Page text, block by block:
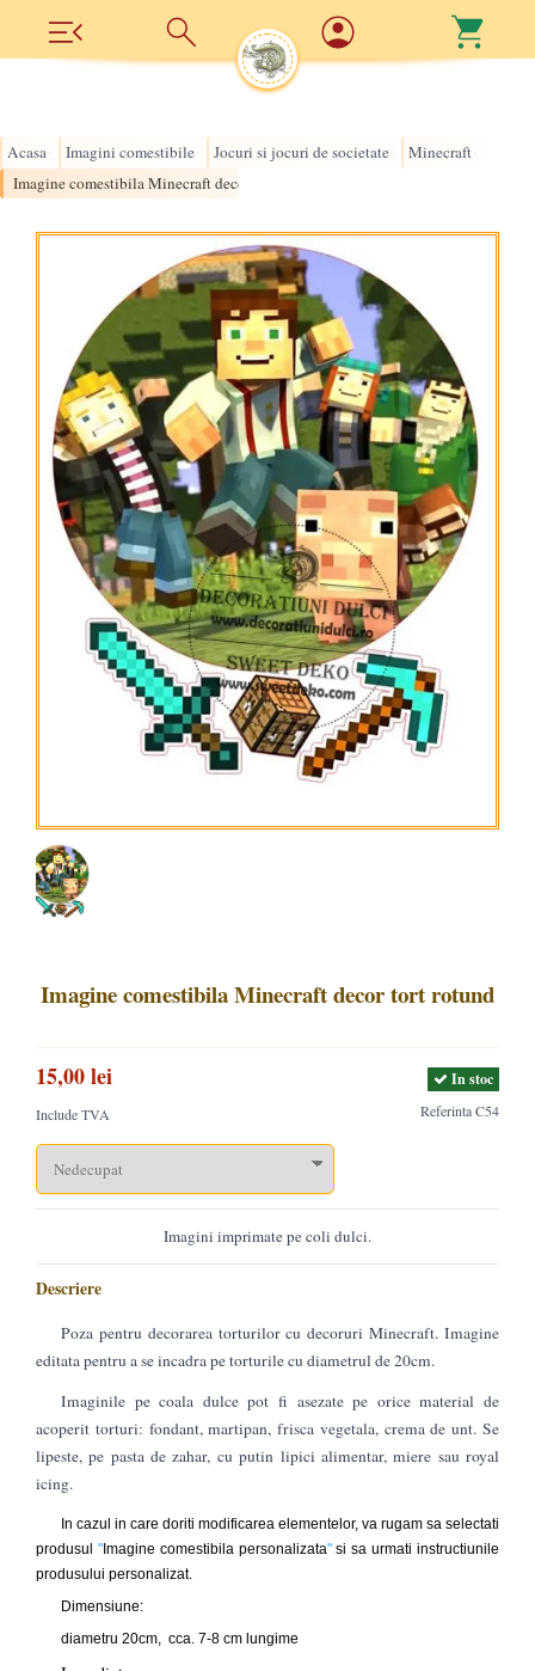
Acasa Imagini comestibile Jocuri si jocuri de societate Minecraft
Imagine comestibila Minecraft decor tort rotund
Imagine comestibila Minecraft decor tort rotund
ReferintaC54
In stoc
15,00 lei
Include TVA
Imagini imprimate pe coli dulci.
Descriere
Poza pentru decorarea torturilor cu decoruri Minecraft. Imagine
editata pentru a se incadra pe torturile cu diametrul de 20cm.
Imaginile pe coala dulce pot fi asezate pe orice material de
acoperit torturi: fondant, martipan, frisca vegetala, crema de unt. Se
lipeste, pe pasta de zahar, cu putin lipici alimentar, miere sau royal
icing.
In cazul in care doriti modificarea elementelor, va rugam sa selectati
produsul "Imagine comestibila personalizata"si sa urmati instructiunile
produsului personalizat.
Dimensiune:
diametru 20cm, cca. 7-8 cm lungime